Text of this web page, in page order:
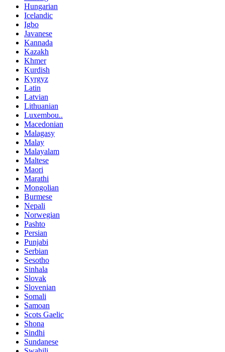
Hungarian
Icelandic
Igbo
Javanese
Kannada
Kazakh
Khmer
Kurdish
Kyrgyz
Latin
Latvian
Lithuanian
Luxembou..
Macedonian
Malagasy
Malay
Malayalam
Maltese
Maori
Marathi
Mongolian
Burmese
Nepali
Norwegian
Pashto
Persian
Punjabi
Serbian
Sesotho
Sinhala
Slovak
Slovenian
Somali
Samoan
Scots Gaelic
Shona
Sindhi
Sundanese